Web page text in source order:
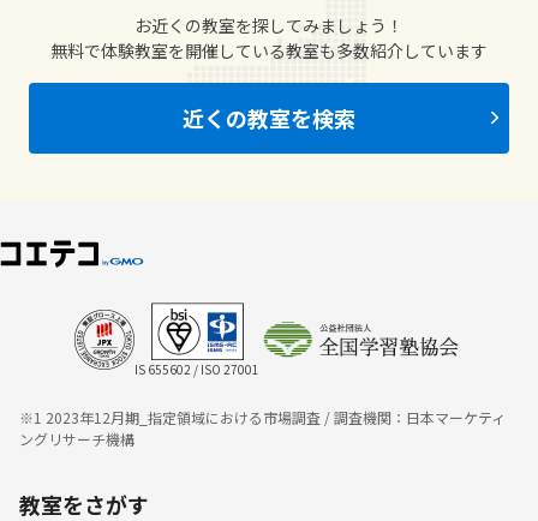
お近くの教室を探してみましょう！
無料で体験教室を開催している教室も多数紹介しています
近くの教室を検索
IS 655602 / ISO 27001
※1 2023年12月期_指定領域における市場調査 / 調査機関：日本マーケティ
ングリサーチ機構
教室をさがす